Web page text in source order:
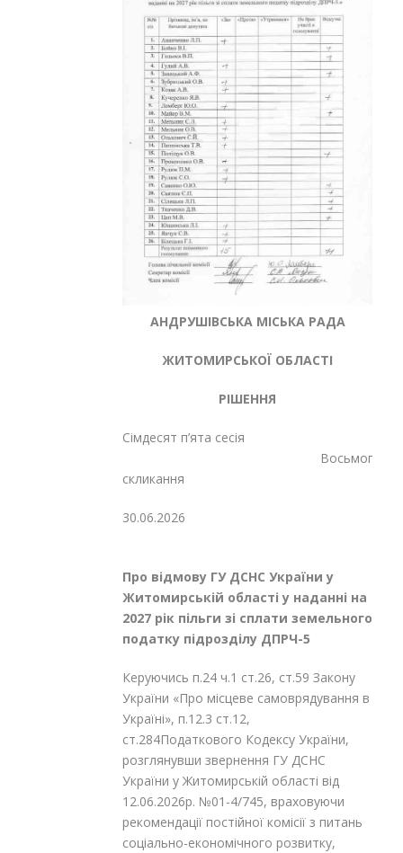
АНДРУШІВСЬКА МІСЬКА РАДА
ЖИТОМИРСЬКОЇ ОБЛАСТІ
РІШЕННЯ
Сімдесят п’ята сесія
Восьмого
скликання
30.06.2026
Про відмову ГУ ДСНС України у
Житомирській області у наданні на
2027 рік пільги зі сплати земельного
податку підрозділу ДПРЧ-5
Керуючись п.24 ч.1 ст.26, ст.59 Закону
України «Про місцеве самоврядування в
Україні», п.12.3 ст.12,
ст.284Податкового Кодексу України,
розглянувши звернення ГУ ДСНС
України у Житомирській області від
12.06.2026р. №01-4/745, враховуючи
рекомендації постійної комісії з питань
соціально-економічного розвитку,